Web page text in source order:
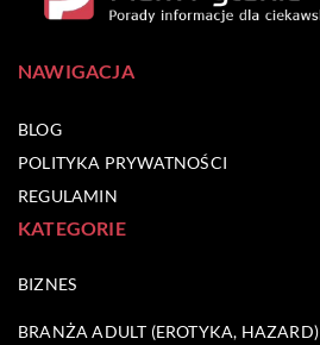
NAWIGACJA
BLOG
POLITYKA PRYWATNOŚCI
REGULAMIN
KATEGORIE
BIZNES
BRANŻA ADULT (EROTYKA, HAZARD)